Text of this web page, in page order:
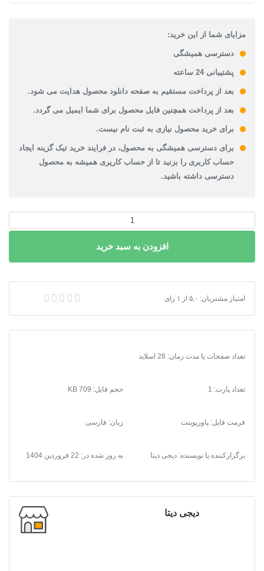
مزایای شما از این خرید:
دسترسی همیشگی
پشتیبانی 24 ساعته
بعد از پرداخت مستقیم به صفحه دانلود محصول هدایت می شود.
بعد از پرداخت همچنین فایل محصول برای شما ایمیل می گردد.
برای خرید محصول نیازی به ثبت نام نیست.
برای دسترسی همیشگی به محصول، در فرایند خرید تیک گزینه ایجاد
حساب کاربری را بزنید تا از حساب کاریری همیشه به محصول
دسترسی داشته باشید.
پرفسور
شیردل
افزودن به سبد خرید
پاورپوینت پرفسور بهرام شیردل
امتیاز مشتریان: ۵,۰ از ۱ رای
تعداد صفحات یا مدت زمان: 28 اسلاید
تعداد پارت: 1 حجم فایل: 709 KB
فرمت فایل: پاورپوینت زبان: فارسی
برگزارکننده یا نویسنده: دیجی دیتا به روز شده در: 22 فروردین 1404
دیجی دیتا